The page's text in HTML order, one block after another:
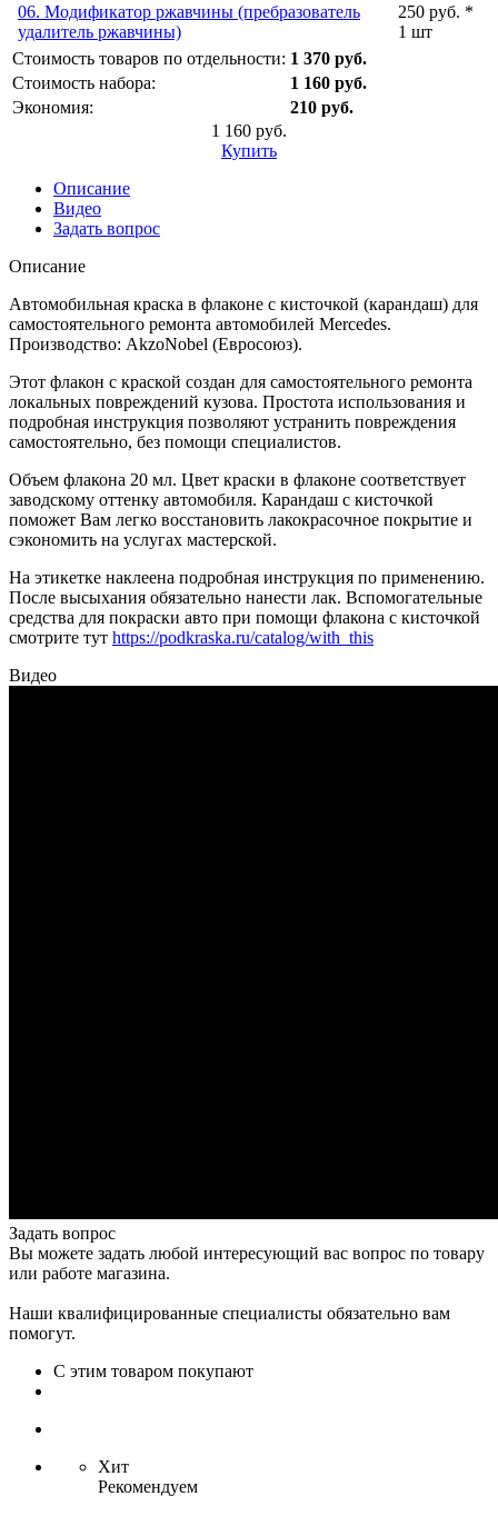
06. Модификатор ржавчины (пребразователь
удалитель ржавчины)
250 руб. *
1 шт
Стоимость товаров по отдельности: 1 370 руб.
Стоимость набора:
1 160 руб.
Экономия:
210 руб.
1 160 руб.
Купить
Описание
Видео
Задать вопрос
Описание
Автомобильная краска в флаконе с кисточкой (карандаш) для
самостоятельного ремонта автомобилей Mercedes.
Производство: AkzoNobel (Евросоюз).
Этот флакон с краской создан для самостоятельного ремонта
локальных повреждений кузова. Простота использования и
подробная инструкция позволяют устранить повреждения
самостоятельно, без помощи специалистов.
Объем флакона 20 мл. Цвет краски в флаконе соответствует
заводскому оттенку автомобиля. Карандаш с кисточкой
поможет Вам легко восстановить лакокрасочное покрытие и
сэкономить на услугах мастерской.
На этикетке наклеена подробная инструкция по применению.
После высыхания обязательно нанести лак. Вспомогательные
средства для покраски авто при помощи флакона с кисточкой
смотрите тут https://podkraska.ru/catalog/with_this
Видео
Задать вопрос
Вы можете задать любой интересующий вас вопрос по товару
или работе магазина.
Наши квалифицированные специалисты обязательно вам
помогут.
С этим товаром покупают
Хит
Рекомендуем